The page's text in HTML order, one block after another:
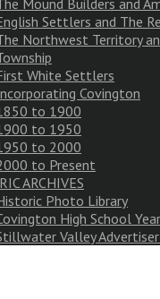
Mound Builders and
Settlers and The
Northwest Territory
White Settlers
Covington
to 1900
to 1950
to 2000
to Present
ARCHIVES
Photo Library
High School
Valley Advertiser